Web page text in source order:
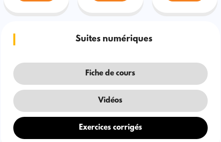
Suites numériques
Fiche de cours
Vidéos
Exercices corrigés